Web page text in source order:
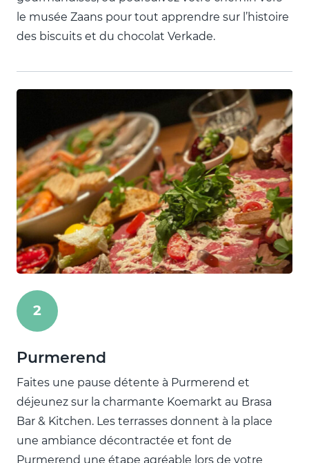
le musée Zaans pour tout apprendre sur l’histoire
des biscuits et du chocolat Verkade.
2
Purmerend
Faites une pause détente à Purmerend et
déjeunez sur la charmante Koemarkt au Brasa
Bar & Kitchen. Les terrasses donnent à la place
une ambiance décontractée et font de
Purmerend une étape agréable lors de votre